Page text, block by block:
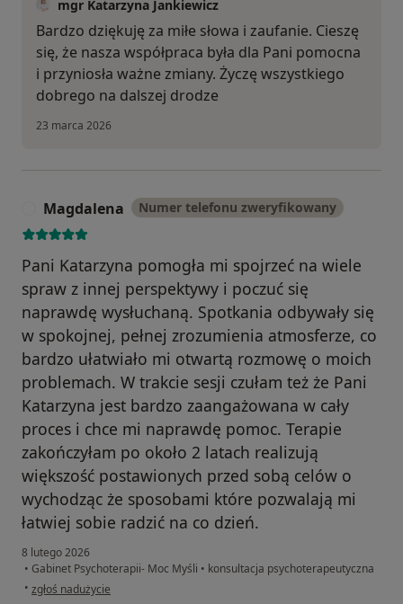
mgr Katarzyna Jankiewicz
Bardzo dziękuję za miłe słowa i zaufanie. Cieszę
się, że nasza współpraca była dla Pani pomocna
i przyniosła ważne zmiany. Życzę wszystkiego
dobrego na dalszej drodze
23 marca 2026
Magdalena Numer telefonu zweryfikowany
Pani Katarzyna pomogła mi spojrzeć na wiele
spraw z innej perspektywy i poczuć się
naprawdę wysłuchaną. Spotkania odbywały się
w spokojnej, pełnej zrozumienia atmosferze, co
bardzo ułatwiało mi otwartą rozmowę o moich
problemach. W trakcie sesji czułam też że Pani
Katarzyna jest bardzo zaangażowana w cały
proces i chce mi naprawdę pomoc. Terapie
zakończyłam po około 2 latach realizują
większość postawionych przed sobą celów o
wychodząc że sposobami które pozwalają mi
łatwiej sobie radzić na co dzień.
8 lutego 2026
• Gabinet Psychoterapii- Moc Myśli • konsultacja psychoterapeutyczna
• w opinii użytkownika Magdalena
zgłoś nadużycie